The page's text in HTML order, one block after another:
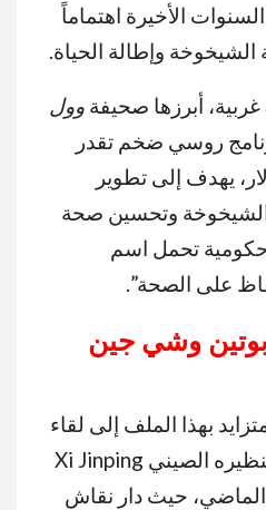
الأخيرة اهتماماً
الشيخوخة وإطالة الحياة.
أبرزها صحيفة وول
روسي ضخم تقدر
مليار دولار، يهدف إلى تطوير
الشيخوخة وتحسين صحة
تحمل اسم
على الصحة”.
بوتين وشي جين
بهذا الملف إلى لقاء
جمع الرئيس الروسي بنظيره الصيني Xi Jinping
حيث دار نقاش